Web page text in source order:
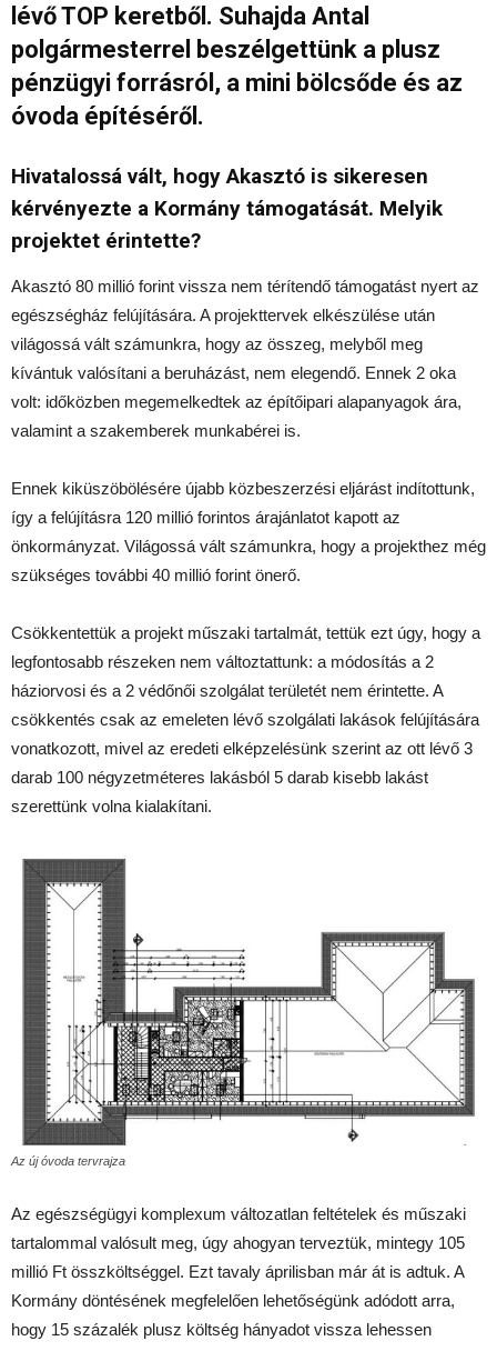
lévő TOP keretből. Suhajda Antal
polgármesterrel beszélgettünk a plusz
pénzügyi forrásról, a mini bölcsőde és az
óvoda építéséről.
Hivatalossá vált, hogy Akasztó is sikeresen
kérvényezte a Kormány támogatását. Melyik
projektet érintette?
Akasztó 80 millió forint vissza nem térítendő támogatást nyert az
egészségház felújítására. A projekttervek elkészülése után
világossá vált számunkra, hogy az összeg, melyből meg
kívántuk valósítani a beruházást, nem elegendő. Ennek 2 oka
volt: időközben megemelkedtek az építőipari alapanyagok ára,
valamint a szakemberek munkabérei is.
Ennek kiküszöbölésére újabb közbeszerzési eljárást indítottunk,
így a felújításra 120 millió forintos árajánlatot kapott az
önkormányzat. Világossá vált számunkra, hogy a projekthez még
szükséges további 40 millió forint önerő.
Csökkentettük a projekt műszaki tartalmát, tettük ezt úgy, hogy a
legfontosabb részeken nem változtattunk: a módosítás a 2
háziorvosi és a 2 védőnői szolgálat területét nem érintette. A
csökkentés csak az emeleten lévő szolgálati lakások felújítására
vonatkozott, mivel az eredeti elképzelésünk szerint az ott lévő 3
darab 100 négyzetméteres lakásból 5 darab kisebb lakást
szerettünk volna kialakítani.
Az új óvoda tervrajza
Az egészségügyi komplexum változatlan feltételek és műszaki
tartalommal valósult meg, úgy ahogyan terveztük, mintegy 105
millió Ft összköltséggel. Ezt tavaly áprilisban már át is adtuk. A
Kormány döntésének megfelelően lehetőségünk adódott arra,
hogy 15 százalék plusz költség hányadot vissza lehessen